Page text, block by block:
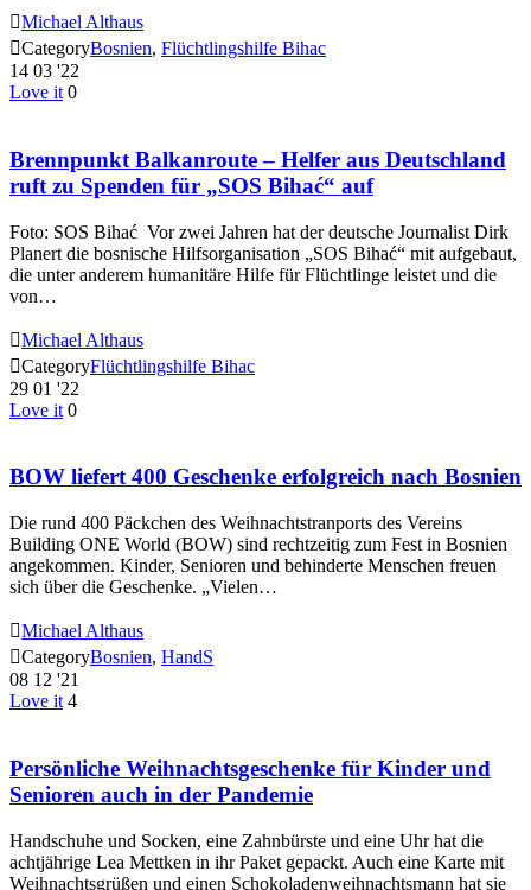
Michael Althaus
CategoryBosnien, Flüchtlingshilfe Bihac
14 03 '22
Love it 0
Brennpunkt Balkanroute – Helfer aus Deutschland
ruft zu Spenden für „SOS Bihać“ auf
Foto: SOS Bihać Vor zwei Jahren hat der deutsche Journalist Dirk
Planert die bosnische Hilfsorganisation „SOS Bihać“ mit aufgebaut,
die unter anderem humanitäre Hilfe für Flüchtlinge leistet und die
von…
Michael Althaus
CategoryFlüchtlingshilfe Bihac
29 01 '22
Love it 0
BOW liefert 400 Geschenke erfolgreich nach Bosnien
Die rund 400 Päckchen des Weihnachtstranports des Vereins
Building ONE World (BOW) sind rechtzeitig zum Fest in Bosnien
angekommen. Kinder, Senioren und behinderte Menschen freuen
sich über die Geschenke. „Vielen…
Michael Althaus
CategoryBosnien, HandS
08 12 '21
Love it 4
Persönliche Weihnachtsgeschenke für Kinder und
Senioren auch in der Pandemie
Handschuhe und Socken, eine Zahnbürste und eine Uhr hat die
achtjährige Lea Mettken in ihr Paket gepackt. Auch eine Karte mit
Weihnachtsgrüßen und einen Schokoladenweihnachtsmann hat sie